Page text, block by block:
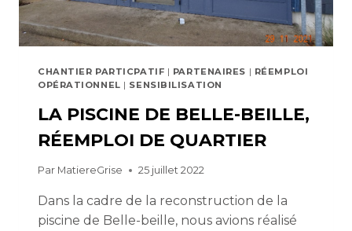
CHANTIER PARTICPATIF | PARTENAIRES | RÉEMPLOI
OPÉRATIONNEL | SENSIBILISATION
LA PISCINE DE BELLE-BEILLE,
RÉEMPLOI DE QUARTIER
Par MatiereGrise 25 juillet 2022
Dans la cadre de la reconstruction de la
piscine de Belle-beille, nous avions réalisé